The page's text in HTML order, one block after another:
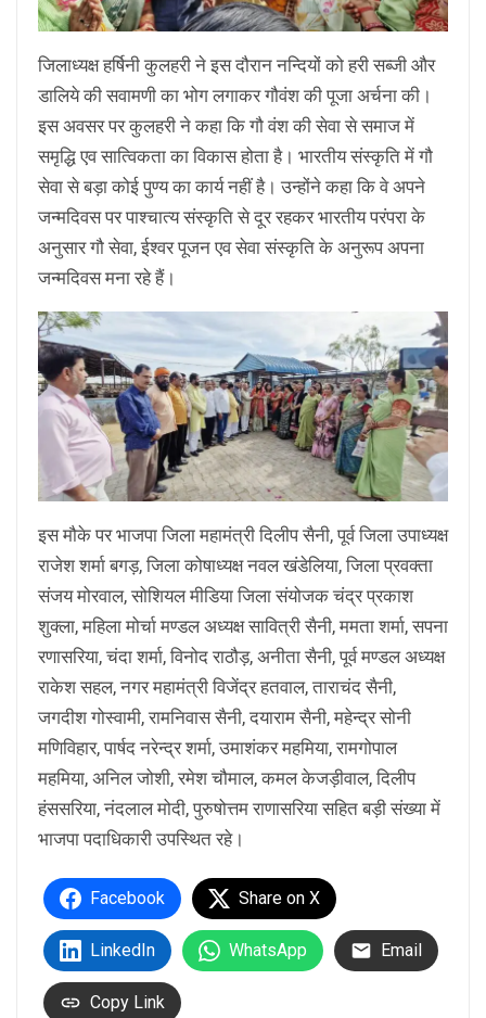
जिलाध्यक्ष हर्षिनी कुलहरी ने इस दौरान नन्दियों को हरी सब्जी और
डालिये की सवामणी का भोग लगाकर गौवंश की पूजा अर्चना की।
इस अवसर पर कुलहरी ने कहा कि गौ वंश की सेवा से समाज में
समृद्धि एव सात्विकता का विकास होता है। भारतीय संस्कृति में गौ
सेवा से बड़ा कोई पुण्य का कार्य नहीं है। उन्होंने कहा कि वे अपने
जन्मदिवस पर पाश्चात्य संस्कृति से दूर रहकर भारतीय परंपरा के
अनुसार गौ सेवा, ईश्वर पूजन एव सेवा संस्कृति के अनुरूप अपना
जन्मदिवस मना रहे हैं।
इस मौके पर भाजपा जिला महामंत्री दिलीप सैनी, पूर्व जिला उपाध्यक्ष
राजेश शर्मा बगड़, जिला कोषाध्यक्ष नवल खंडेलिया, जिला प्रवक्ता
संजय मोरवाल, सोशियल मीडिया जिला संयोजक चंद्र प्रकाश
शुक्ला, महिला मोर्चा मण्डल अध्यक्ष सावित्री सैनी, ममता शर्मा, सपना
रणासरिया, चंदा शर्मा, विनोद राठौड़, अनीता सैनी, पूर्व मण्डल अध्यक्ष
राकेश सहल, नगर महामंत्री विजेंद्र हतवाल, ताराचंद सैनी,
जगदीश गोस्वामी, रामनिवास सैनी, दयाराम सैनी, महेन्द्र सोनी
मणिविहार, पार्षद नरेन्द्र शर्मा, उमाशंकर महमिया, रामगोपाल
महमिया, अनिल जोशी, रमेश चौमाल, कमल केजड़ीवाल, दिलीप
हंससरिया, नंदलाल मोदी, पुरुषोत्तम राणासरिया सहित बड़ी संख्या में
भाजपा पदाधिकारी उपस्थित रहे।
Facebook Share on X
LinkedIn WhatsApp Email
Copy Link